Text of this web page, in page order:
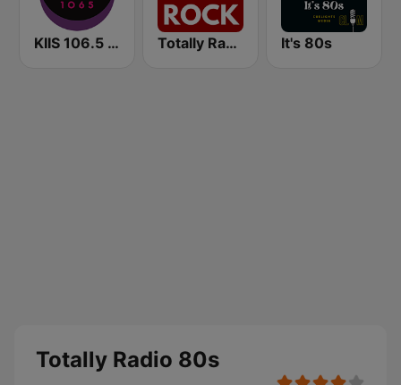
KIIS 106.5 FM Totally Radio Rock It's 80s
Totally Radio 80s